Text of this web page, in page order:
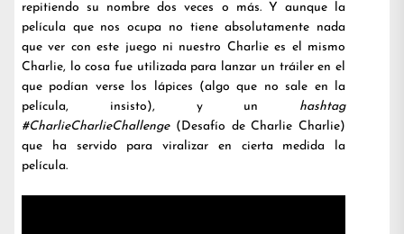
repitiendo su nombre dos veces o más. Y aunque la
película que nos ocupa no tiene absolutamente nada
que ver con este juego ni nuestro Charlie es el mismo
Charlie, lo cosa fue utilizada para lanzar un tráiler en el
que podían verse los lápices (algo que no sale en la
película, insisto), y un hashtag
#CharlieCharlieChallenge(Desafío de Charlie Charlie)
que ha servido para viralizar en cierta medida la
película.